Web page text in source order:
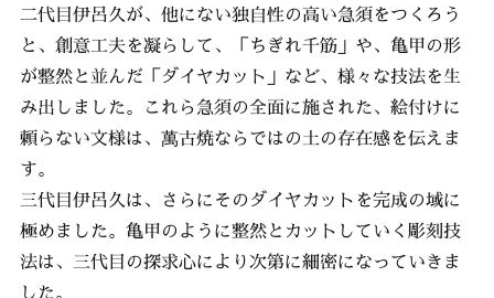
二代目伊呂久が、他にない独自性の高い急須をつくろう
と、創意工夫を凝らして、「ちぎれ千筋」や、亀甲の形
が整然と並んだ「ダイヤカット」など、様々な技法を生
み出しました。これら急須の全面に施された、絵付けに
頼らない文様は、萬古焼ならではの土の存在感を伝えま
す。
三代目伊呂久は、さらにそのダイヤカットを完成の域に
極めました。亀甲のように整然とカットしていく彫刻技
法は、三代目の探求心により次第に細密になっていきま
した。